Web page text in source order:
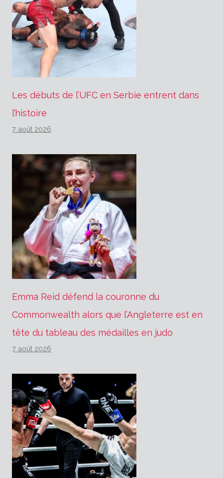
Les débuts de l’UFC en Serbie entrent dans
l’histoire
7 août 2026
Emma Reid défend la couronne du
Commonwealth alors que l’Angleterre est en
tête du tableau des médailles en judo
7 août 2026